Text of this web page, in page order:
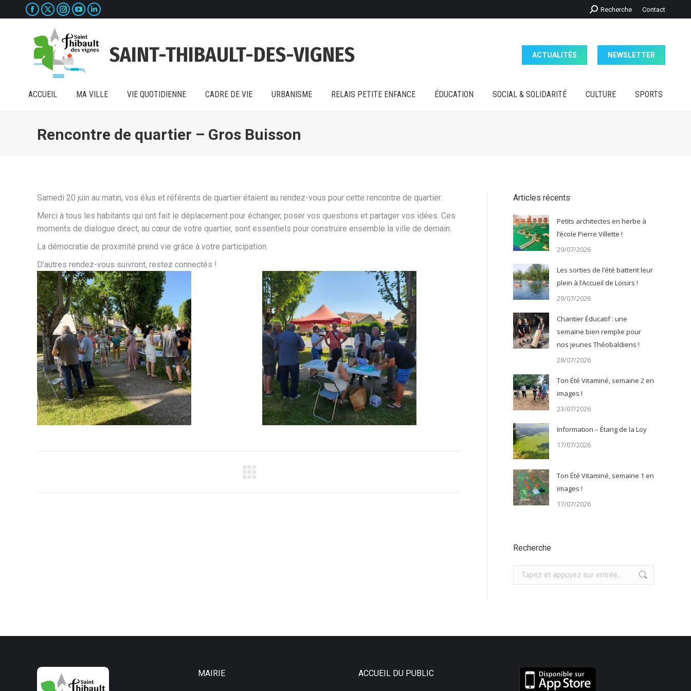
La
Facebook
s'ouvre
dans
nouvelle
La
page
X
s'ouvre
dans
nouvelle
La
Instagram
s'ouvre
dans
nouvelle
La
YouTube
s'ouvre
dans
nouvelle
La
LinkedIn
s'ouvre
nouvelle
Recherche
:
Recherche Contact
SAINT-THIBAULT-DES-VIGNES ACTUALITÉS NEWSLETTER
ACCUEIL MA VILLE VIE QUOTIDIENNE CADRE DE VIE URBANISME RELAIS PETITE ENFANCE ÉDUCATION SOCIAL & SOLIDARITÉ CULTURE SPORTS
Rencontre de quartier – Gros Buisson
Samedi 20 juin au matin, vos élus et référents de quartier étaient au rendez-vous pour cette rencontre de quartier.
Merci à tous les habitants qui ont fait le déplacement pour échanger, poser vos questions et partager vos idées. Ces
moments de dialogue direct, au cœur de votre quartier, sont essentiels pour construire ensemble la ville de demain.
La démocratie de proximité prend vie grâce à votre participation.
D’autres rendez-vous suivront, restez connectés !
Articles récents
Petits architectes en herbe à
l’école Pierre Villette !
29/07/2026
Les sorties de l’été battent leur
plein à l’Accueil de Loisirs !
29/07/2026
Chantier Éducatif : une
semaine bien remplie pour
nos jeunes Théobaldiens !
28/07/2026
Ton Été Vitaminé, semaine 2 en
images !
23/07/2026
Information – Étang de la Loy
17/07/2026
Ton Été Vitaminé, semaine 1 en
images !
17/07/2026
Recherche
Recherche
:
MAIRIE ACCUEIL DU PUBLIC
ACCUEIL MA VILLE VIE QUOTIDIENNE CADRE DE VIE URBANISME RELAIS PETITE ENFANCE ÉDUCATION SOCIAL & SOLIDARITÉ CULTURE SPORTS